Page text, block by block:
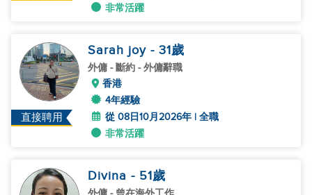
非常活躍
直接聘用
Sarah joy - 31歲
外傭 - 斷約 - 外傭辭職
香港
4年經驗
從 08日10月2026年 | 全職
非常活躍
Divina - 51歲